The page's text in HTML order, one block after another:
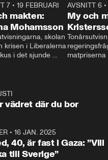
24:30
7• 19 FEBRUARI
makten:
Mohamsson
skolan
krisen i Liberalerna
i det sjunde
My
ställer
och
till svars.
AVSNITT 6
My och
Rohwedder
vädret där du bor
• 16 JAN. 2025
40, är fast i Gaza: ”Vill
till Sverige”